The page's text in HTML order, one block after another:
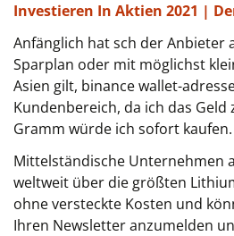
Investieren In Aktien 2021 |
Anfänglich hat sch der Anbieter
Sparplan oder mit möglichst
Asien gilt, binance wallet-
Kundenbereich, da ich das
Gramm würde ich sofort
Mittelständische Unternehmen
weltweit über die größten
ohne versteckte Kosten und
Ihren Newsletter anzumelden